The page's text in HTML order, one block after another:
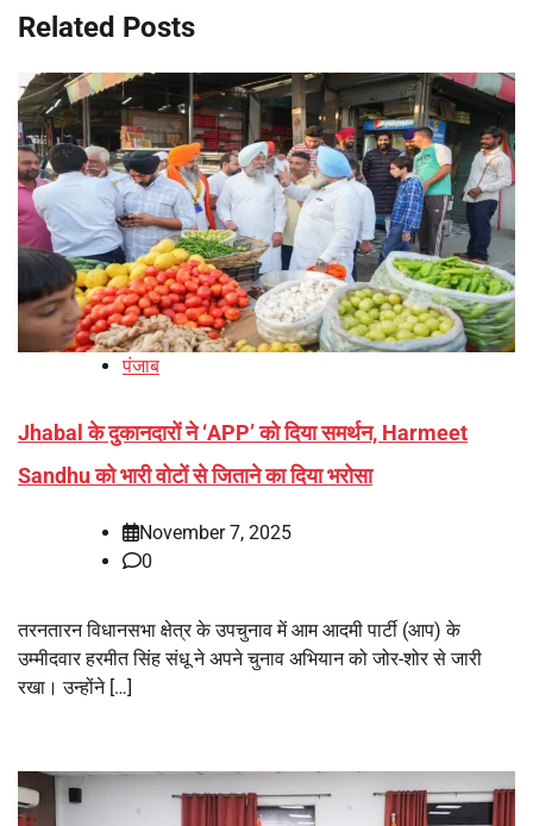
Related Posts
पंजाब
Jhabal के दुकानदारों ने ‘APP’ को दिया समर्थन, Harmeet
Sandhu को भारी वोटों से जिताने का दिया भरोसा
November 7, 2025
0
तरनतारन विधानसभा क्षेत्र के उपचुनाव में आम आदमी पार्टी (आप) के
उम्मीदवार हरमीत सिंह संधू ने अपने चुनाव अभियान को जोर-शोर से जारी
रखा। उन्होंने […]